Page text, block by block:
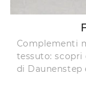
Complementi
tessuto: scopri
di